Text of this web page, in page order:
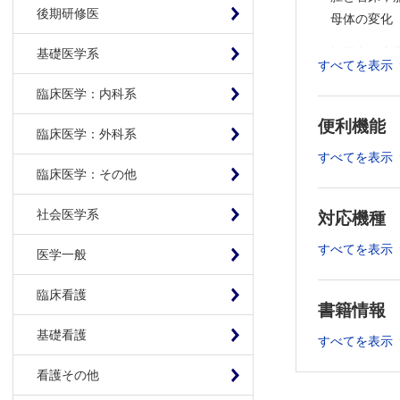
後期研修医
基礎医学系
臨床医学：内科系
臨床医学：外科系
臨床医学：その他
社会医学系
医学一般
臨床看護
基礎看護
看護その他
母体の変化
2章 妊娠初
流産の病理
流産の処置
異所性妊娠
悪阻
3章 妊娠中
早産の病理
早産の管理
すべてを表示
便利機能
すべてを表示
対応機種
すべてを表示
書籍情報
すべてを表示